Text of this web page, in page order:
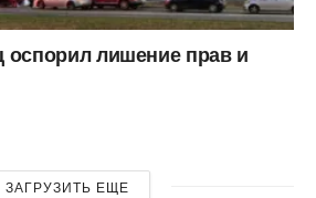
оспорил лишение прав и
ЗАГРУЗИТЬ ЕЩЕ